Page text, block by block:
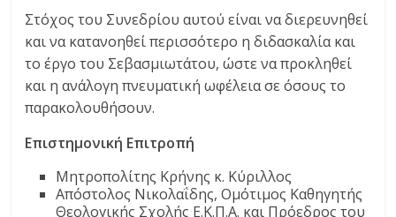
Στόχος του Συνεδρίου αυτού είναι να διερευνηθεί
και να κατανοηθεί περισσότερο η διδασκαλία και
το έργο του Σεβασμιωτάτου, ώστε να προκληθεί
και η ανάλογη πνευματική ωφέλεια σε όσους το
παρακολουθήσουν.
Επιστημονική Επιτροπή
Μητροπολίτης Κρήνης κ. Κύριλλος
Απόστολος Νικολαΐδης, Ομότιμος Καθηγητής
Θεολογικής Σχολής Ε.Κ.Π.Α. και Πρόεδρος του